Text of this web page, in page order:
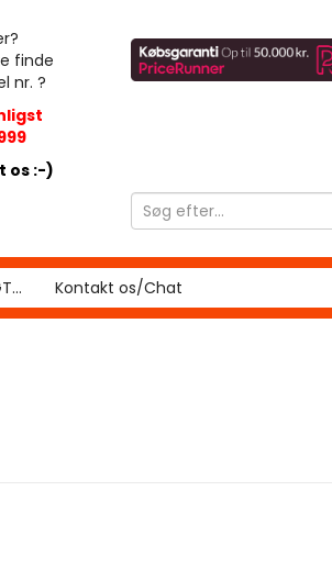
finde
nr. ?
os :-)
Kontakt os/Chat